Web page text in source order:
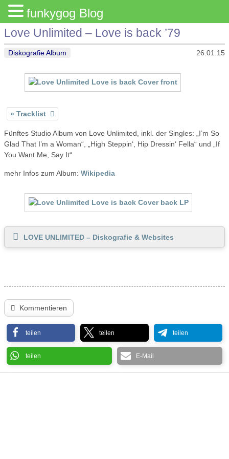
Love Unlimited – Love is back ’79
Diskografie Album 26.01.15
Tracklist
Fünftes Studio Album von Love Unlimited, inkl. der Singles: „I’m So
Glad That I’m a Woman“, „High Steppin‘, Hip Dressin‘ Fella“ und „If
You Want Me, Say It“
mehr Infos zum Album: Wikipedia
LOVE UNLIMITED – Diskografie & Websites
Kommentieren
teilen teilen teilen
teilen E-Mail
funkygog Blog